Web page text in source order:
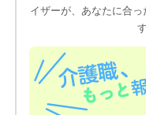
イザーが、あなたに合